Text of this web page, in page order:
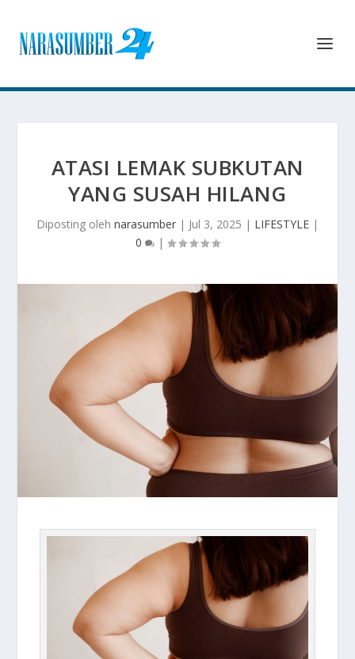
ATASI LEMAK SUBKUTAN
YANG SUSAH HILANG
Diposting oleh narasumber | Jul 3, 2025 | LIFESTYLE |
0
|